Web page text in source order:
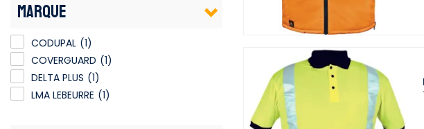
MARQUE
CODUPAL (1)
COVERGUARD (1)
DELTA PLUS (1)
LMA LEBEURRE (1)